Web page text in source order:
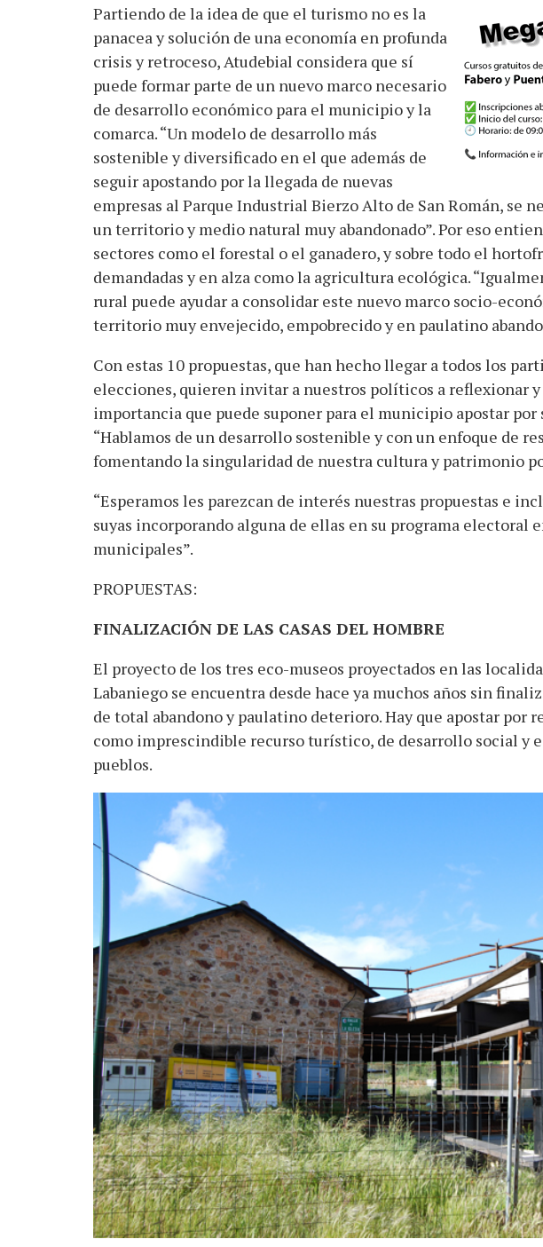
Partiendo de la idea de que el turismo no es la
panacea y solución de una economía en profunda
crisis y retroceso, Atudebial considera que sí
puede formar parte de un nuevo marco necesario
de desarrollo económico para el municipio y la
comarca. “Un modelo de desarrollo más
sostenible y diversificado en el que además de
seguir apostando por la llegada de nuevas
empresas al Parque Industrial Bierzo Alto de San Román, se
un territorio y medio natural muy abandonado”. Por eso
sectores como el forestal o el ganadero, y sobre todo el
demandadas y en alza como la agricultura ecológica.
rural puede ayudar a consolidar este nuevo marco socio-
territorio muy envejecido, empobrecido y en paulatino
Con estas 10 propuestas, que han hecho llegar a todos los
elecciones, quieren invitar a nuestros políticos a reflexionar
importancia que puede suponer para el municipio apostar
“Hablamos de un desarrollo sostenible y con un enfoque de
fomentando la singularidad de nuestra cultura y patrimonio
“Esperamos les parezcan de interés nuestras propuestas e
suyas incorporando alguna de ellas en su programa electoral
municipales”.
PROPUESTAS:
FINALIZACIÓN DE LAS CASAS DEL HOMBRE
El proyecto de los tres eco-museos proyectados en las
Labaniego se encuentra desde hace ya muchos años sin
de total abandono y paulatino deterioro. Hay que apostar por
como imprescindible recurso turístico, de desarrollo social y
pueblos.